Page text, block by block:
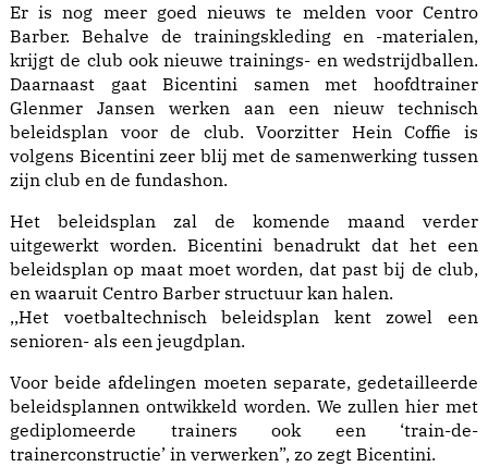
Er is nog meer goed nieuws te melden voor Centro
Barber. Behalve de trainingskleding en -materialen,
krijgt de club ook nieuwe trainings- en wedstrijdballen.
Daarnaast gaat Bicentini samen met hoofdtrainer
Glenmer Jansen werken aan een nieuw technisch
beleidsplan voor de club. Voorzitter Hein Coffie is
volgens Bicentini zeer blij met de samenwerking tussen
zijn club en de fundashon.
Het beleidsplan zal de komende maand verder
uitgewerkt worden. Bicentini benadrukt dat het een
beleidsplan op maat moet worden, dat past bij de club,
en waaruit Centro Barber structuur kan halen.
,,Het voetbaltechnisch beleidsplan kent zowel een
senioren- als een jeugdplan.
Voor beide afdelingen moeten separate, gedetailleerde
beleidsplannen ontwikkeld worden. We zullen hier met
gediplomeerde trainers ook een ‘train-de-
trainerconstructie’ in verwerken”, zo zegt Bicentini.